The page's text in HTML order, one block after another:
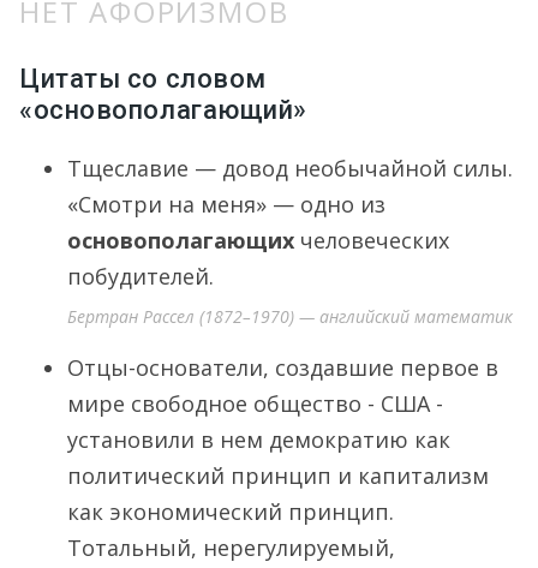
НЕТ АФОРИЗМОВ
Цитаты со словом
«основополагающий»
Тщеславие — довод необычайной силы.
«Смотри на меня» — одно из
основополагающих человеческих
побудителей.
Бертран Рассел (1872–1970) — английский математик
Отцы-основатели, создавшие первое в
мире свободное общество - США -
установили в нем демократию как
политический принцип и капитализм
как экономический принцип.
Тотальный, нерегулируемый,